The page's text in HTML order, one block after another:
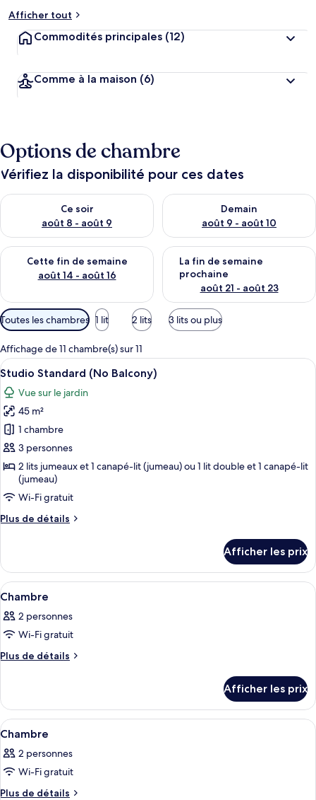
p
r
v
o
y
g
r
s
Afficher tout
Commodités principales (12)
Comme à la maison (6)
Options de chambre
Vérifiez la disponibilité pour ces dates
Ce soir
août 8 - août 9
Vérifier la disponibilité pour ce soir août 8 - août 9
Demain
août 9 - août 10
Vérifier la disponibilité pour
Cette fin de semaine
août 14 - août 16
Vérifier la disponibilité pour cette fin de semaine août 14 -
La fin de semaine
prochaine
août 21 - août 23
Vérifier la disponibilité pour
Filtres
disponibles
pour
les
chambres
Toutes les chambres 1 lit 2 lits 3 lits ou plus
Affichage de 11 chambre(s) sur 11
Afficher
toutes
les
photos
pour
ce
type
chambre :
Studio
Standard
Balcony)
Une cuisine compacte équipée d’un
11
Studio Standard (No Balcony)
Vue sur le jardin
45 m²
1 chambre
3 personnes
2 lits jumeaux et 1 canapé-lit (jumeau) ou 1 lit double et 1 canapé-lit
(jumeau)
Wi-Fi gratuit
Plus de détails
Plus
Studio
Standard
(No
Afficher les prix
Afficher
toutes
les
photos
pour
de
chambre :
Chambre
Une chambre moderne équipée
11
Chambre
2 personnes
Wi-Fi gratuit
Plus de détails
Plus
Chambre
Afficher les prix
Afficher
toutes
les
photos
pour
Une chambre d’hôtel avec deux lits,
11
Chambre
2 personnes
Wi-Fi gratuit
Plus de détails
Plus